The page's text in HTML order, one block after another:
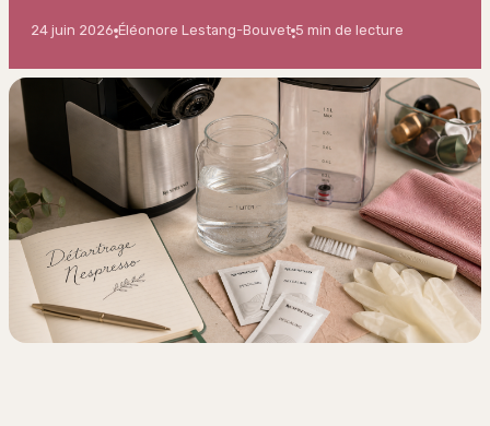
24 juin 2026·Éléonore Lestang-Bouvet·5 min de lecture